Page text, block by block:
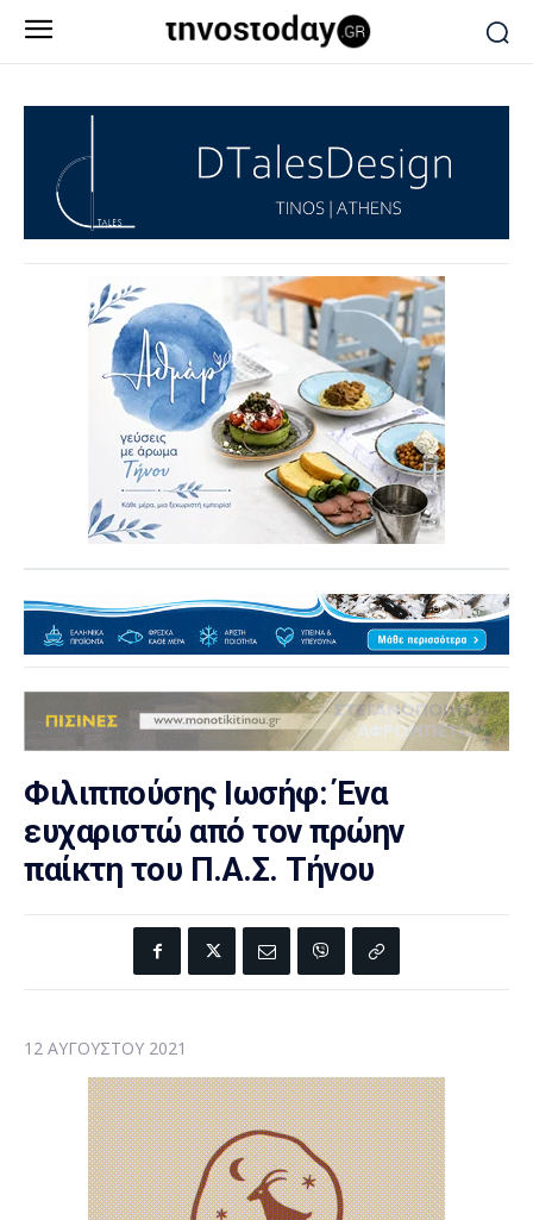
Φιλιππούσης Ιωσήφ: Ένα
ευχαριστώ από τον πρώην
παίκτη του Π.Α.Σ. Τήνου
12 ΑΥΓΟΎΣΤΟΥ 2021